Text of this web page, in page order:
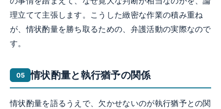
理立てて主張します。こうした緻密な作業の積み重ね
が、情状酌量を勝ち取るための、弁護活動の実際なので
す。
情状酌量と執行猶予の関係
情状酌量を語るうえで、欠かせないのが執行猶予との関